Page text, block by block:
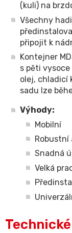
(kuli) na
Všechny
připojit k
Kontejner
s pěti
olej, chladicí
sadu lze
Výhody:
Mobilní
Robustní
Snadná
Velká